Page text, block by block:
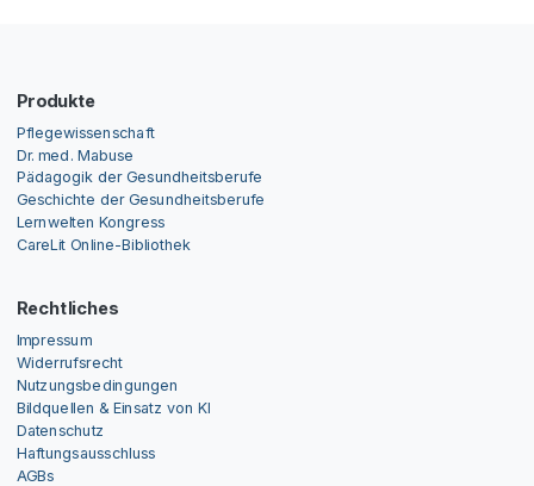
Produkte
Pflegewissenschaft
Dr. med. Mabuse
Pädagogik der Gesundheitsberufe
Geschichte der Gesundheitsberufe
Lernwelten Kongress
CareLit Online-Bibliothek
Rechtliches
Impressum
Widerrufsrecht
Nutzungsbedingungen
Bildquellen & Einsatz von KI
Datenschutz
Haftungsausschluss
AGBs